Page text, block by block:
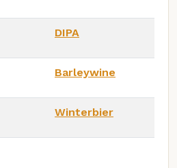
DIPA
Barleywine
Winterbier